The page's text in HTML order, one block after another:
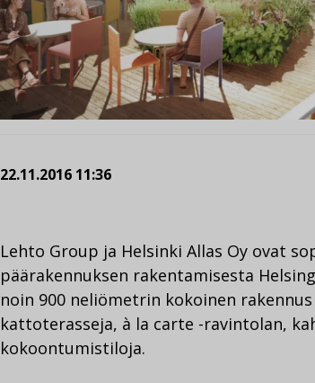
22.11.2016 11:36
Lehto Group ja Helsinki Allas Oy ovat
päärakennuksen rakentamisesta
noin 900 neliömetrin kokoinen
kattoterasseja, à la carte -ravintolan,
kokoontumistiloja.